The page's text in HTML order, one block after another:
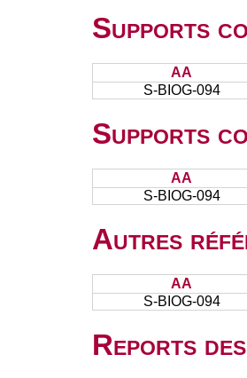
Supports
AA
S-BIOG-094
Supports
AA
S-BIOG-094
Autres
AA
S-BIOG-094
Reports